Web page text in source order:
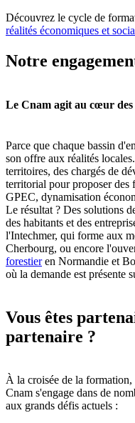
Découvrez le cycle de
réalités économiques et
Notre
Le Cnam agit au cœur
Parce que chaque bassin
son offre aux réalités locales.
territoires, des chargés de
territorial pour proposer des
GPEC, dynamisation
Le résultat ? Des solutions
des habitants et des
l'Intechmer, qui forme aux
Cherbourg, ou encore
forestieren Normandie et
où la demande est présente
Vous êtes
partenaire ?
À la croisée de la
Cnam s'engage dans de
aux grands défis actuels :